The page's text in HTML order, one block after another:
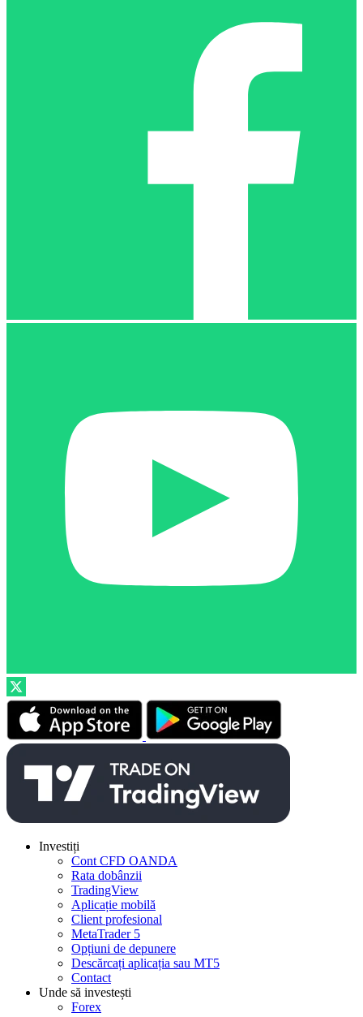
Investiți
Cont CFD OANDA
Rata dobânzii
TradingView
Aplicație mobilă
Client profesional
MetaTrader 5
Opțiuni de depunere
Descărcați aplicația sau MT5
Contact
Unde să investești
Forex